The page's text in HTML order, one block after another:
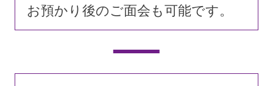
お預かり後のご面会も可能です。